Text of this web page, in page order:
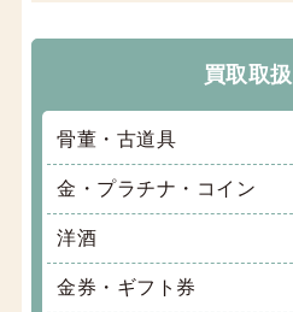
買取取
骨董・古道具
金・プラチナ・コイン
洋酒
金券・ギフト券